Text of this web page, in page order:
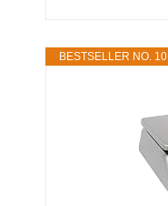
BESTSELLER NO. 10